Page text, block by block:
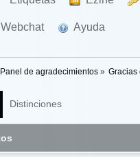
Webchat Ayuda
Panel de agradecimientos» Gracias
Distinciones